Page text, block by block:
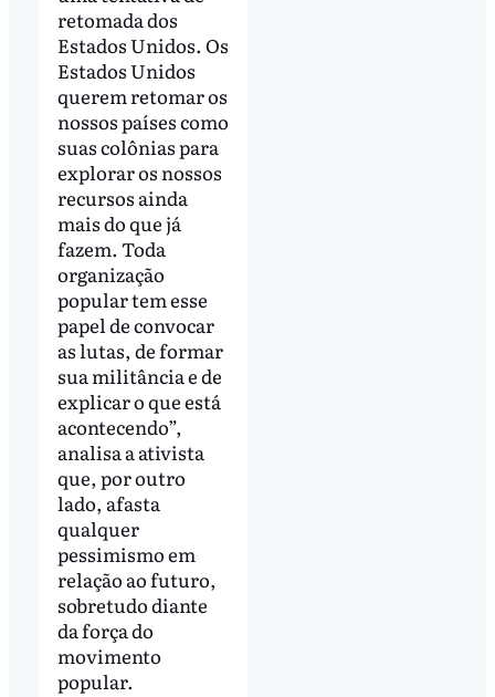
retomada dos
Estados Unidos. Os
Estados Unidos
querem retomar os
nossos países como
suas colônias para
explorar os nossos
recursos ainda
mais do que já
fazem. Toda
organização
popular tem esse
papel de convocar
as lutas, de formar
sua militância e de
explicar o que está
acontecendo”,
analisa a ativista
que, por outro
lado, afasta
qualquer
pessimismo em
relação ao futuro,
sobretudo diante
da força do
movimento
popular.